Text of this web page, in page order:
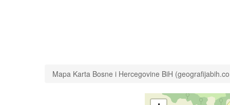
Mapa Karta Bosne i Hercegovine BiH